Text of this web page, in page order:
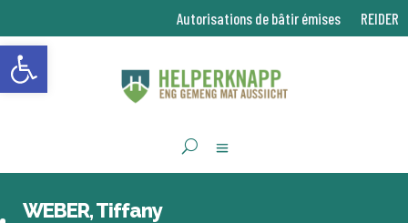
Ouvrir la barre d’outils
Autorisations de bâtir émises REIDER
WEBER, Tiffany